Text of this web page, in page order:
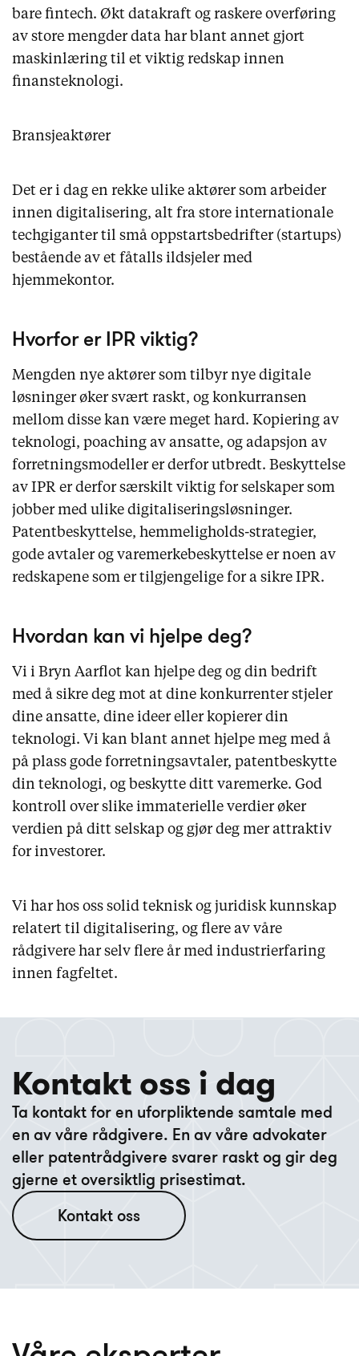
bare fintech. Økt datakraft og raskere overføring
av store mengder data har blant annet gjort
maskinlæring til et viktig redskap innen
finansteknologi.
Bransjeaktører
Det er i dag en rekke ulike aktører som arbeider
innen digitalisering, alt fra store internationale
techgiganter til små oppstartsbedrifter (startups)
bestående av et fåtalls ildsjeler med
hjemmekontor.
Hvorfor er IPR viktig?
Mengden nye aktører som tilbyr nye digitale
løsninger øker svært raskt, og konkurransen
mellom disse kan være meget hard. Kopiering av
teknologi, poaching av ansatte, og adapsjon av
forretningsmodeller er derfor utbredt. Beskyttelse
av IPR er derfor særskilt viktig for selskaper som
jobber med ulike digitaliseringsløsninger.
Patentbeskyttelse, hemmeligholds-strategier,
gode avtaler og varemerkebeskyttelse er noen av
redskapene som er tilgjengelige for a sikre IPR.
Hvordan kan vi hjelpe deg?
Vi i Bryn Aarflot kan hjelpe deg og din bedrift
med å sikre deg mot at dine konkurrenter stjeler
dine ansatte, dine ideer eller kopierer din
teknologi. Vi kan blant annet hjelpe meg med å
på plass gode forretningsavtaler, patentbeskytte
din teknologi, og beskytte ditt varemerke. God
kontroll over slike immaterielle verdier øker
verdien på ditt selskap og gjør deg mer attraktiv
for investorer.
Vi har hos oss solid teknisk og juridisk kunnskap
relatert til digitalisering, og flere av våre
rådgivere har selv flere år med industrierfaring
innen fagfeltet.
Kontakt oss i dag
Ta kontakt for en uforpliktende samtale med
en av våre rådgivere. En av våre advokater
eller patentrådgivere svarer raskt og gir deg
Kontakt oss